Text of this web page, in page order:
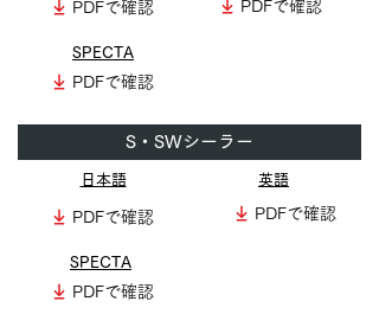
PDFで確認
PDFで確認
SPECTA
PDFで確認
S・SWシーラー
日本語
PDFで確認
PDFで確認
SPECTA
英語
PDFで確認